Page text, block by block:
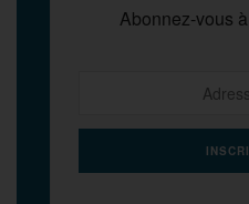
Abonnez-vous